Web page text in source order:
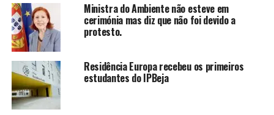
Ministra do Ambiente não esteve em
cerimónia mas diz que não foi devido a
protesto.
Residência Europa recebeu os primeiros
estudantes do IPBeja